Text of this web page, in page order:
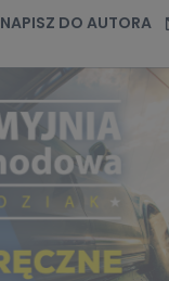
NAPISZ DO AUTORA